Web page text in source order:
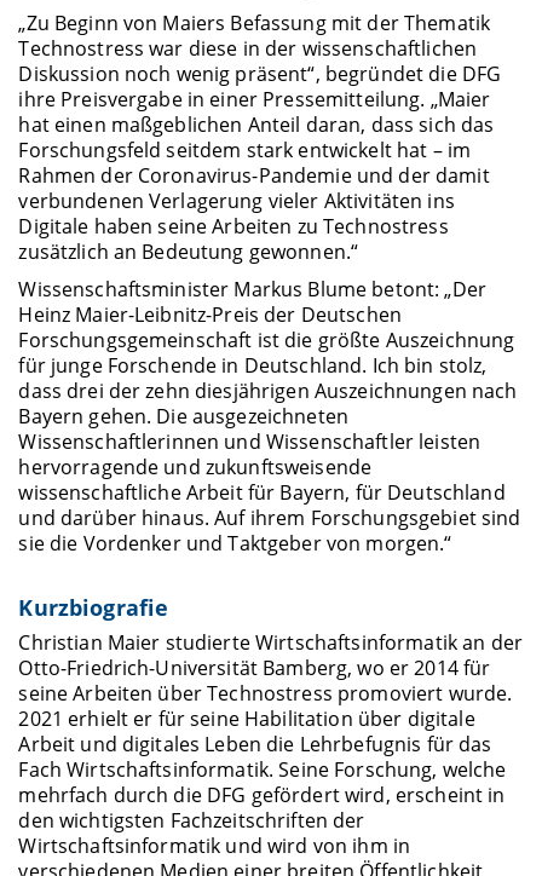
„Zu Beginn von Maiers Befassung mit der Thematik
Technostress war diese in der wissenschaftlichen
Diskussion noch wenig präsent“, begründet die DFG
ihre Preisvergabe in einer Pressemitteilung. „Maier
hat einen maßgeblichen Anteil daran, dass sich das
Forschungsfeld seitdem stark entwickelt hat – im
Rahmen der Coronavirus-Pandemie und der damit
verbundenen Verlagerung vieler Aktivitäten ins
Digitale haben seine Arbeiten zu Technostress
zusätzlich an Bedeutung gewonnen.“
Wissenschaftsminister Markus Blume betont: „Der
Heinz Maier-Leibnitz-Preis der Deutschen
Forschungsgemeinschaft ist die größte Auszeichnung
für junge Forschende in Deutschland. Ich bin stolz,
dass drei der zehn diesjährigen Auszeichnungen nach
Bayern gehen. Die ausgezeichneten
Wissenschaftlerinnen und Wissenschaftler leisten
hervorragende und zukunftsweisende
wissenschaftliche Arbeit für Bayern, für Deutschland
und darüber hinaus. Auf ihrem Forschungsgebiet sind
sie die Vordenker und Taktgeber von morgen.“
Kurzbiografie
Christian Maier studierte Wirtschaftsinformatik an der
Otto-Friedrich-Universität Bamberg, wo er 2014 für
seine Arbeiten über Technostress promoviert wurde.
2021 erhielt er für seine Habilitation über digitale
Arbeit und digitales Leben die Lehrbefugnis für das
Fach Wirtschaftsinformatik. Seine Forschung, welche
mehrfach durch die DFG gefördert wird, erscheint in
den wichtigsten Fachzeitschriften der
Wirtschaftsinformatik und wird von ihm in